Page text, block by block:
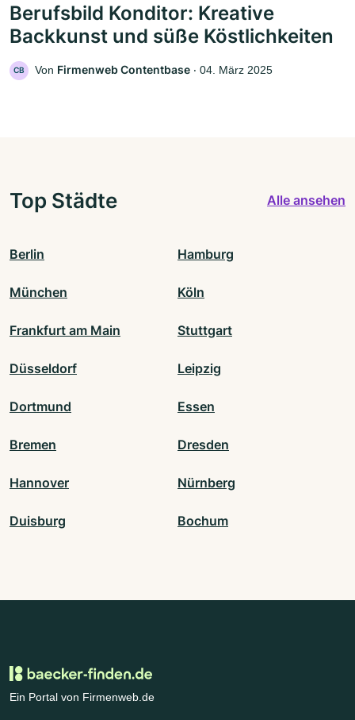
Berufsbild Konditor: Kreative
Backkunst und süße Köstlichkeiten
CB Von Firmenweb Contentbase ‧ 04. März 2025
Top Städte Alle ansehen
Berlin Hamburg
München Köln
Frankfurt am Main Stuttgart
Düsseldorf Leipzig
Dortmund Essen
Bremen Dresden
Hannover Nürnberg
Duisburg Bochum
Ein Portal von Firmenweb.de